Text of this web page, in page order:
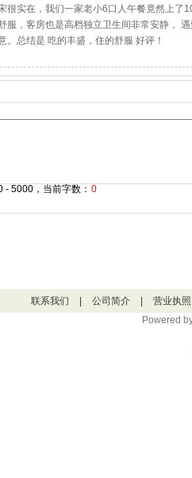
很实在，我们一家老小6口人午餐竟然上了
服，客房也是高档独立卫生间非常安静，
。总结是 吃的丰盛，住的舒服 好评！
- 5000，当前字数： 0
联系我们 公司简介 营业执照
Powered